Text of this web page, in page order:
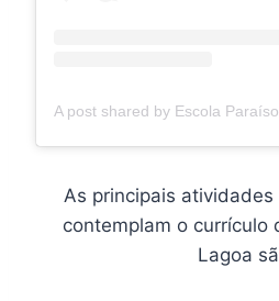
As principais
contemplam o currículo
Lagoa